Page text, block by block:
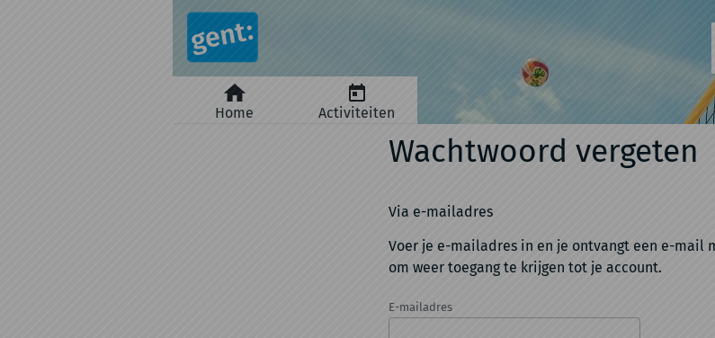
Home Activiteiten
Wachtwoord vergeten
Via e-mailadres
Voer je e-mailadres in en je ontvangt een e-mail
om weer toegang te krijgen tot je account.
E-mailadres